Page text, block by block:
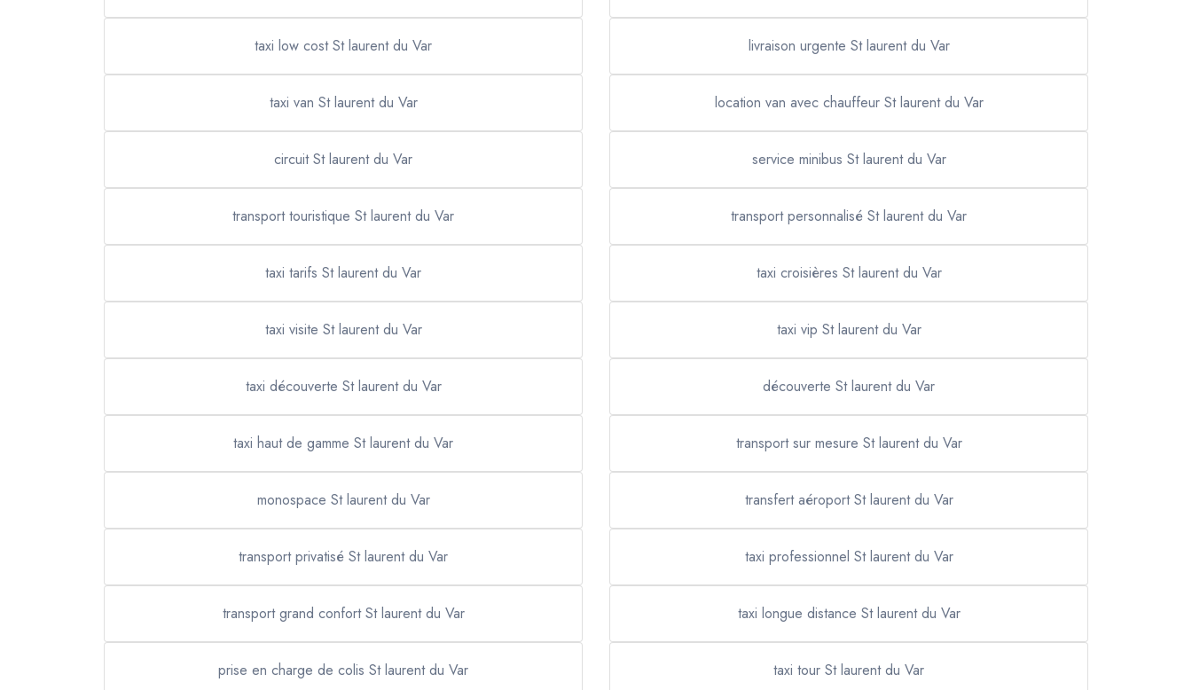
taxi low cost St laurent du Var livraison urgente St laurent du Var
taxi van St laurent du Var location van avec chauffeur St laurent du Var
circuit St laurent du Var service minibus St laurent du Var
transport touristique St laurent du Var transport personnalisé St laurent du Var
taxi tarifs St laurent du Var taxi croisières St laurent du Var
taxi visite St laurent du Var taxi vip St laurent du Var
taxi découverte St laurent du Var découverte St laurent du Var
taxi haut de gamme St laurent du Var transport sur mesure St laurent du Var
monospace St laurent du Var transfert aéroport St laurent du Var
transport privatisé St laurent du Var taxi professionnel St laurent du Var
transport grand confort St laurent du Var taxi longue distance St laurent du Var
prise en charge de colis St laurent du Var taxi tour St laurent du Var